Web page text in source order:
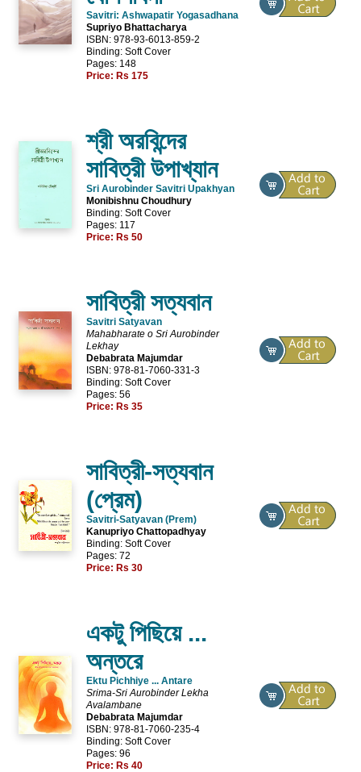
Savitri: Ashwapatir Yogasadhana
Supriyo Bhattacharya
ISBN: 978-93-6013-859-2
Binding: Soft Cover
Pages: 148
Price: Rs 175
শ্রী অরবিন্দের
সাবিত্রী উপাখ্যান
Sri Aurobinder Savitri Upakhyan
Monibishnu Choudhury
Binding: Soft Cover
Pages: 117
Price: Rs 50
সাবিত্রী সত্যবান
Savitri Satyavan
Mahabharate o Sri Aurobinder
Lekhay
Debabrata Majumdar
ISBN: 978-81-7060-331-3
Binding: Soft Cover
Pages: 56
Price: Rs 35
সাবিত্রী-সত্যবান
(প্রেম)
Savitri-Satyavan (Prem)
Kanupriyo Chattopadhyay
Binding: Soft Cover
Pages: 72
Price: Rs 30
একটু পিছিয়ে ...
অন্তরে
Ektu Pichhiye ... Antare
Srima-Sri Aurobinder Lekha
Avalambane
Debabrata Majumdar
ISBN: 978-81-7060-235-4
Binding: Soft Cover
Pages: 96
Price: Rs 40